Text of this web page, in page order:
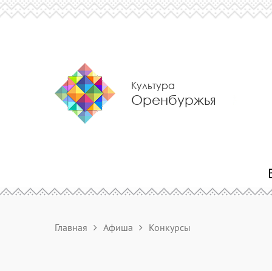
Культура
Оренбуржья
Главная Афиша Конкурсы